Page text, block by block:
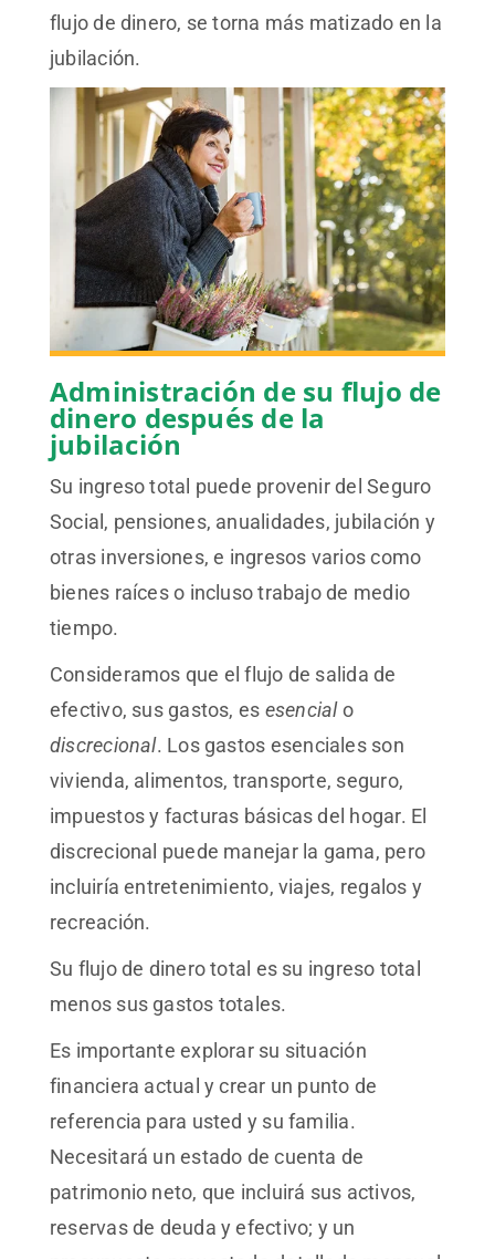
flujo de dinero, se torna más matizado en la
jubilación.
Administración de su flujo de
dinero después de la
jubilación
Su ingreso total puede provenir del Seguro
Social, pensiones, anualidades, jubilación y
otras inversiones, e ingresos varios como
bienes raíces o incluso trabajo de medio
tiempo.
Consideramos que el flujo de salida de
efectivo, sus gastos, es esencialo
discrecional. Los gastos esenciales son
vivienda, alimentos, transporte, seguro,
impuestos y facturas básicas del hogar. El
discrecional puede manejar la gama, pero
incluiría entretenimiento, viajes, regalos y
recreación.
Su flujo de dinero total es su ingreso total
menos sus gastos totales.
Es importante explorar su situación
financiera actual y crear un punto de
referencia para usted y su familia.
Necesitará un estado de cuenta de
patrimonio neto, que incluirá sus activos,
reservas de deuda y efectivo; y un